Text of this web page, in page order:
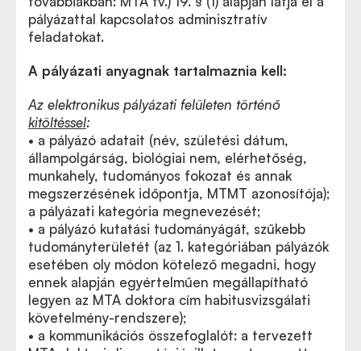
pályázattal kapcsolatos adminisztratív
feladatokat.
A pályázati anyagnak tartalmaznia kell:
Az elektronikus pályázati felületen történő
kitöltéssel:
• a pályázó adatait (név, születési dátum,
állampolgárság, biológiai nem, elérhetőség,
munkahely, tudományos fokozat és annak
megszerzésének időpontja, MTMT azonosítója);
a pályázati kategória megnevezését;
• a pályázó kutatási tudományágát, szűkebb
tudományterületét (az 1. kategóriában pályázók
esetében oly módon kötelező megadni, hogy
ennek alapján egyértelműen megállapítható
legyen az MTA doktora cím habitusvizsgálati
követelmény-rendszere);
• a kommunikációs összefoglalót: a tervezett